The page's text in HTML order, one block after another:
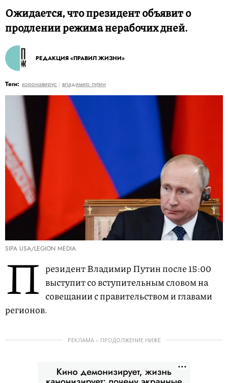
Ожидается, что президент объявит о
продлении режима нерабочих дней.
РЕДАКЦИЯ «ПРАВИЛ ЖИЗНИ»
Теги: коронавирус владимир путин
SIPA USA/LEGION MEDIA
П резидент Владимир Путин после 15:00
выступит со вступительным словом на
совещании с правительством и главами
регионов.
РЕКЛАМА – ПРОДОЛЖЕНИЕ НИЖЕ